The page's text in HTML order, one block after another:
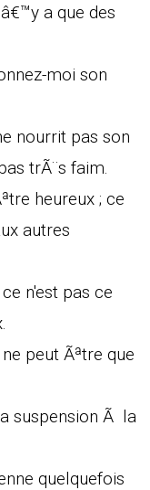
a que des
moi son
nourrit pas son
trÃ¨s faim.
heureux ; ce
autres
n'est pas ce
peut Ãªtre que
suspension Ã la
quelquefois